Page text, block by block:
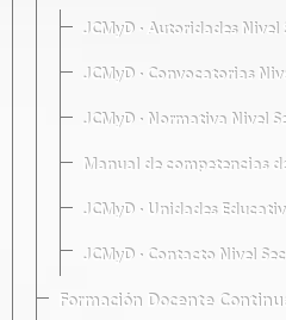
JCMyD · Autoridades Nivel
JCMyD · Convocatorias
JCMyD · Normativa Nivel
Manual de competencias
JCMyD · Unidades
JCMyD · Contacto Nivel
Formación Docente